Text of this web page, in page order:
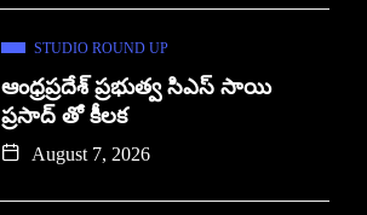
STUDIO ROUND UP
ఆంధ్రప్రదేశ్ ప్రభుత్వ సిఎస్ సాయి
ప్రసాద్ తో కీలక
August 7, 2026